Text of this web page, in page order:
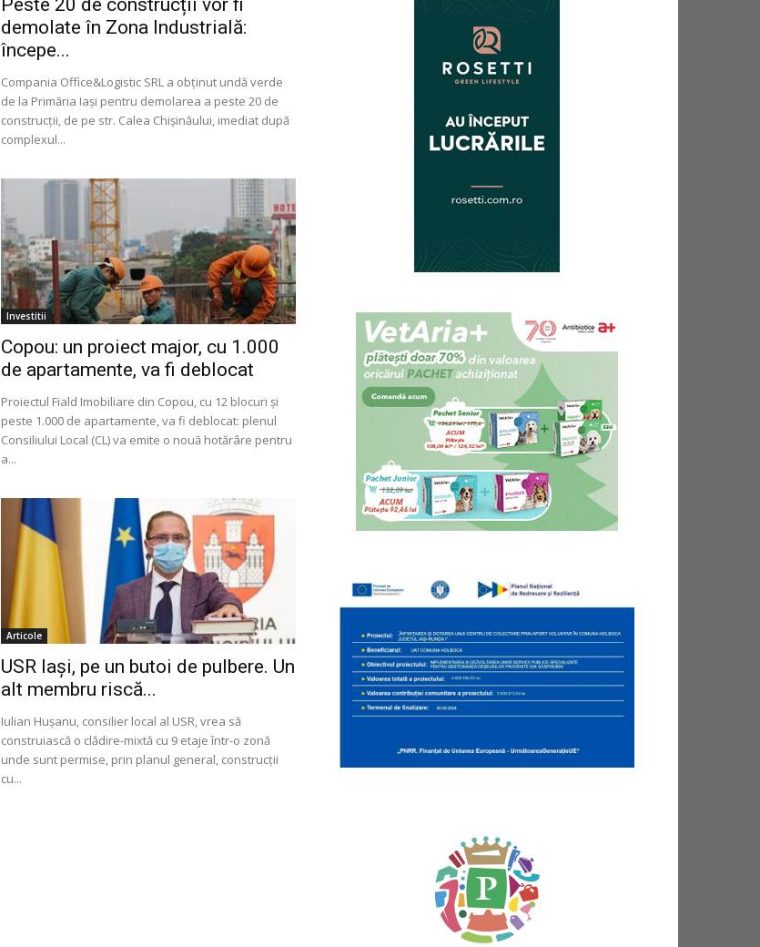
Peste 20 de construcții vor fi
demolate în Zona Industrială:
începe...
Compania Office&Logistic SRL a obținut undă verde
de la Primăria Iași pentru demolarea a peste 20 de
construcții, de pe str. Calea Chișinăului, imediat după
complexul...
Investitii
Copou: un proiect major, cu 1.000
de apartamente, va fi deblocat
Proiectul Fiald Imobiliare din Copou, cu 12 blocuri și
peste 1.000 de apartamente, va fi deblocat: plenul
Consiliului Local (CL) va emite o nouă hotărâre pentru
a...
Articole
USR Iași, pe un butoi de pulbere. Un
alt membru riscă...
Iulian Hușanu, consilier local al USR, vrea să
construiască o clădire-mixtă cu 9 etaje într-o zonă
unde sunt permise, prin planul general, construcții
cu...